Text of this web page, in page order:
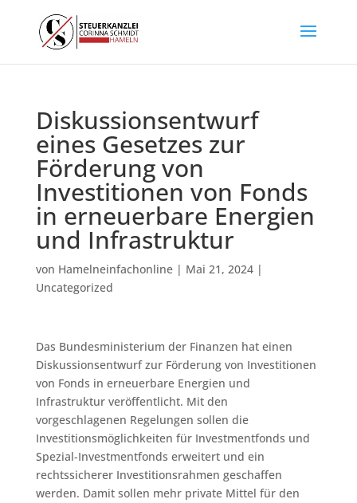
Diskussionsentwurf
eines Gesetzes zur
Förderung von
Investitionen von Fonds
in erneuerbare Energien
und Infrastruktur
von Hamelneinfachonline| Mai 21, 2024|
Uncategorized
Das Bundesministerium der Finanzen hat einen
Diskussionsentwurf zur Förderung von Investitionen
von Fonds in erneuerbare Energien und
Infrastruktur veröffentlicht. Mit den
vorgeschlagenen Regelungen sollen die
Investitionsmöglichkeiten für Investmentfonds und
Spezial-Investmentfonds erweitert und ein
rechtssicherer Investitionsrahmen geschaffen
werden. Damit sollen mehr private Mittel für den